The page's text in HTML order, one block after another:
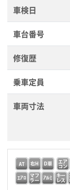
車検日
車台番号
修復歴
乗車定員
車両寸法